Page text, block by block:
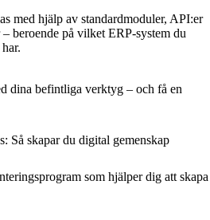
med hjälp av standardmoduler, API:er
beroende på vilket ERP-system du
dina befintliga verktyg – och få en
Så skapar du digital gemenskap
som hjälper dig att skapa